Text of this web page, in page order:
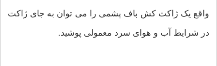
واقع یک ژاکت کش باف پشمی را می توان به جای ژاکت
در شرایط آب و هوای سرد معمولی پوشید.